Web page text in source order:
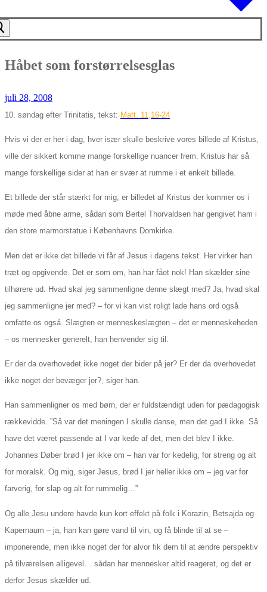
Håbet som forstørrelsesglas
juli 28, 2008
10. søndag efter Trinitatis, tekst: Matt. 11,16-24
Hvis vi der er her i dag, hver især skulle beskrive vores billede af Kristus,
ville der sikkert komme mange forskellige nuancer frem. Kristus har så
mange forskellige sider at han er svær at rumme i et enkelt billede.
Et billede der står stærkt for mig, er billedet af Kristus der kommer os i
møde med åbne arme, sådan som Bertel Thorvaldsen har gengivet ham i
den store marmorstatue i Københavns Domkirke.
Men det er ikke det billede vi får af Jesus i dagens tekst. Her virker han
træt og opgivende. Det er som om, han har fået nok! Han skælder sine
tilhørere ud. Hvad skal jeg sammenligne denne slægt med? Ja, hvad skal
jeg sammenligne jer med? – for vi kan vist roligt lade hans ord også
omfatte os også. Slægten er menneskeslægten – det er menneskeheden
– os mennesker generelt, han henvender sig til.
Er der da overhovedet ikke noget der bider på jer? Er der da overhovedet
ikke noget der bevæger jer?, siger han.
Han sammenligner os med børn, der er fuldstændigt uden for pædagogisk
rækkevidde. ”Så var det meningen I skulle danse, men det gad I ikke. Så
have det været passende at I var kede af det, men det blev I ikke.
Johannes Døber brød I jer ikke om – han var for kedelig, for streng og alt
for moralsk. Og mig, siger Jesus, brød I jer heller ikke om – jeg var for
farverig, for slap og alt for rummelig…”
Og alle Jesu undere havde kun kort effekt på folk i Korazin, Betsajda og
Kapernaum – ja, han kan gøre vand til vin, og få blinde til at se –
imponerende, men ikke noget der for alvor fik dem til at ændre perspektiv
på tilværelsen alligevel… sådan har mennesker altid reageret, og det er
derfor Jesus skælder ud.